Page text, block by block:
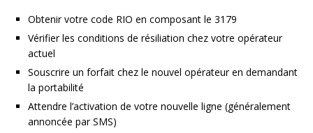
Obtenir votre code RIO en composant le 3179
Vérifier les conditions de résiliation chez votre opérateur
actuel
Souscrire un forfait chez le nouvel opérateur en demandant
la portabilité
Attendre l’activation de votre nouvelle ligne (généralement
annoncée par SMS)